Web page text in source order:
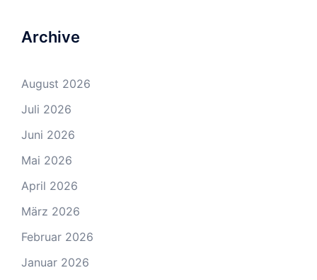
Archive
August 2026
Juli 2026
Juni 2026
Mai 2026
April 2026
März 2026
Februar 2026
Januar 2026